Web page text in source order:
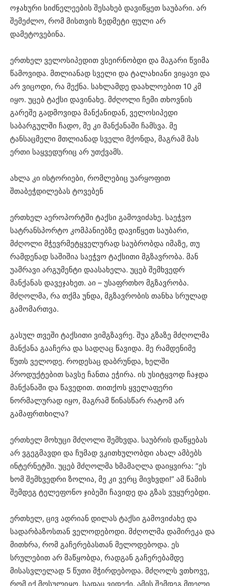
ოჯახური სიძნელეების შესახებ დავიწყეთ საუბარი. არ
შემეძლო, რომ მისთვის ზედმეტი ფული არ
დამეტოვებინა.
ერთხელ ველოსიპედით ვსეირნობდი და მაგარი წვიმა
წამოვიდა. მთლიანად სველი და ტალახიანი ვიყავი და
არ ვიცოდი, რა მექნა. სახლამდე დაახლოებით 10 კმ
იყო. უცებ ტაქსი დავინახე. მძღოლი ჩემი თხოვნის
გარეშე გადმოვიდა მანქანიდან, ველოსიპედი
საბარგულში ჩადო, მე კი მანქანაში ჩამსვა. მე
ტანსაცმელი მთლიანად სველი მქონდა, მაგრამ მას
ერთი საყვედურიც არ უთქვამს.
ახლა კი ისტორიები, რომლებიც უარყოფით
შთაბეჭდილებას ტოვებენ
ერთხელ აეროპორტში ტაქსი გამოვიძახე. საეჭვო
სატრანსპორტო კომპანიებზე დავიწყეთ საუბარი,
მძღოლი მჭევრმეტყველურად საუბრობდა იმაზე, თუ
რამდენად საშიშია საეჭვო ტაქსითი მგზავრობა. მან
უამრავი არგუმენტი დაასახელა. უცებ შემხვედრ
მანქანას დავეჯახეთ. აი – უსაფრთხო მგზავრობა.
მძღოლმა, რა თქმა უნდა, მგზავრობის თანხა სრულად
გამომართვა.
გასულ თვეში ტაქსითი ვიმგზავრე. შუა გზაზე მძღოლმა
მანქანა გააჩერა და სადღაც წავიდა. მე რამდენიმე
წუთს ველოდე. როდესაც დაბრუნდა, ხელში
პროდუქტებით სავსე ჩანთა ეჭირა. ის უსიტყვოდ ჩაჯდა
მანქანაში და წავედით. თითქოს ყველაფერი
ნორმალურად იყო, მაგრამ წინასწარ რატომ არ
გამაფრთხილა?
ერთხელ მოხუცი მძღოლი შემხვდა. საუბრის დაწყებას
არ ვგეგმავდი და ჩუმად ვკითხულობდი ახალ ამბებს
ინტერნეტში. უცებ მძღოლმა ხმამაღლა დაიყვირა: “ეს
ხომ შემხვედრი ზოლია, მე კი ვერც მივხვდი!” ამ წამის
შემდეგ ტელეფონო ჯიბეში ჩავიდე და გზას ვუყურებდი.
ერთხელ, ცივ ადრიან დილას ტაქსი გამოვიძახე და
სადარბაზოსთან ველოდებოდი. მძღოლმა დამირეკა და
მითხრა, რომ გაჩერებასთან მელოდებოდა. ეს
სრულებით არ მაწყობდა, რადგან გაჩერებამდე
მისასვლელად 5 წუთი მჭირდებოდა. მძღოლს ვთხოვე,
რომ იქ მოსულიყო, სადაც ვიდექი. ამის შემდეგ მთელი